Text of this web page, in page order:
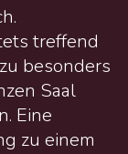
treffend
besonders
Saal
Eine
zu einem